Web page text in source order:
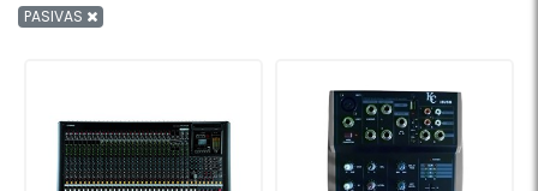
PASIVAS